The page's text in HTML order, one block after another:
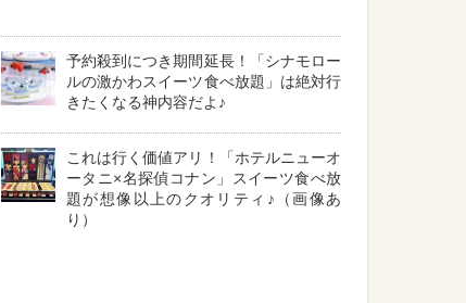
予約殺到につき期間延長！「シナモロー
ルの激かわスイーツ食べ放題」は絶対行
きたくなる神内容だよ♪
これは行く価値アリ！「ホテルニューオ
ータニ×名探偵コナン」スイーツ食べ放
題が想像以上のクオリティ♪（画像あ
り）